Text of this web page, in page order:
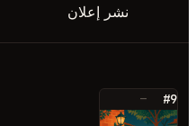
نشر إعلان
#9
—